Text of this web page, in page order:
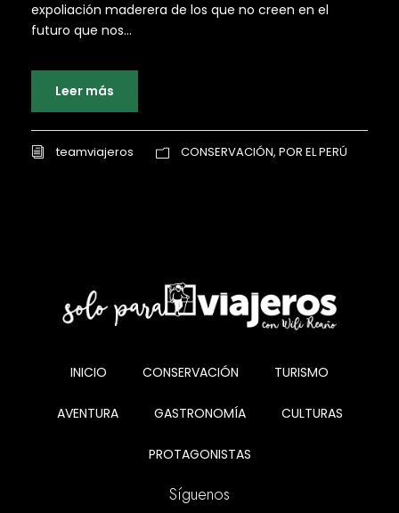
expoliación maderera de los que no creen en el
futuro que nos...
Leer más
teamviajeros CONSERVACIÓN, POR EL PERÚ
INICIO CONSERVACIÓN TURISMO
AVENTURA GASTRONOMÍA CULTURAS
PROTAGONISTAS
Síguenos